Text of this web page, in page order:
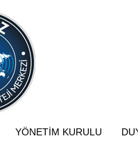
YÖNETIM KURULU